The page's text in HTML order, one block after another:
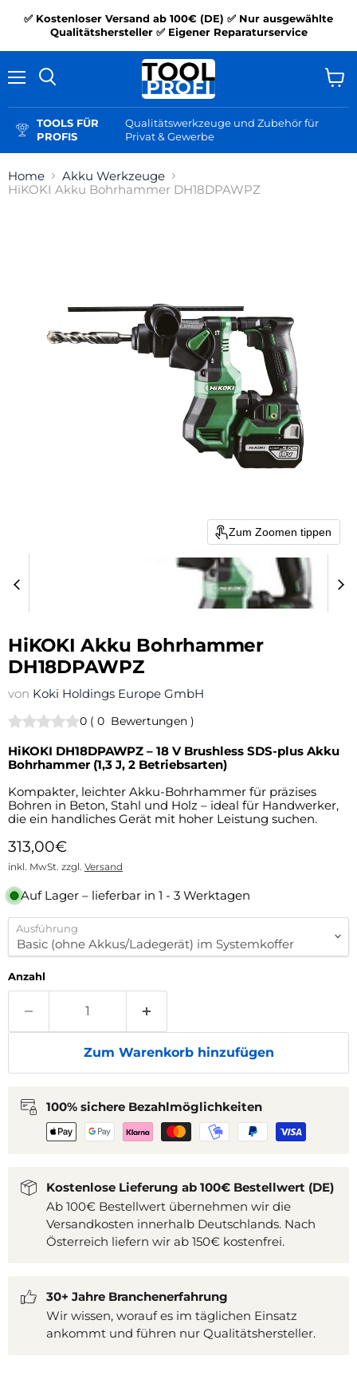
✅ Kostenloser Versand ab 100€ (DE) ✅ Nur ausgewählte
Qualitätshersteller ✅ Eigener Reparaturservice
TOOLS FÜR
PROFIS
Qualitätswerkzeuge und Zubehör für
Privat & Gewerbe
Home
Akku Werkzeuge
HiKOKI Akku Bohrhammer DH18DPAWPZ
Zum Zoomen tippen
HiKOKI Akku Bohrhammer
DH18DPAWPZ
von Koki Holdings Europe GmbH
0 ( 0 Bewertungen )
HiKOKI DH18DPAWPZ – 18 V Brushless SDS-plus Akku
Bohrhammer (1,3 J, 2 Betriebsarten)
Kompakter, leichter Akku-Bohrhammer für präzises
Bohren in Beton, Stahl und Holz – ideal für Handwerker,
die ein handliches Gerät mit hoher Leistung suchen.
Aktueller Preis
313,00€
inkl. MwSt. zzgl. Versand
Auf Lager – lieferbar in 1 - 3 Werktagen
Ausführung
Anzahl
Zum Warenkorb hinzufügen
100% sichere Bezahlmöglichkeiten
Kostenlose Lieferung ab 100€ Bestellwert (DE)
Ab 100€ Bestellwert übernehmen wir die
Versandkosten innerhalb Deutschlands. Nach
Österreich liefern wir ab 150€ kostenfrei.
30+ Jahre Branchenerfahrung
Wir wissen, worauf es im täglichen Einsatz
ankommt und führen nur Qualitätshersteller.